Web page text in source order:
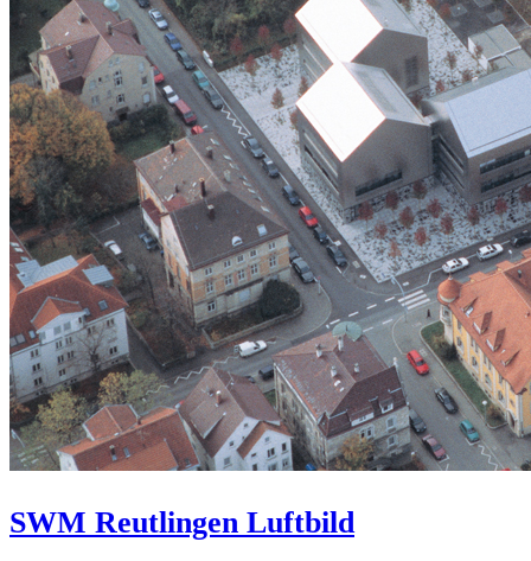
SWM Reutlingen Luftbild